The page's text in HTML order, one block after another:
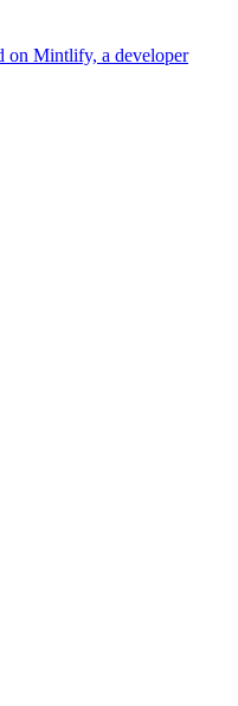
on Mintlify, a developer